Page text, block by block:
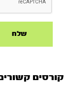
קורסים